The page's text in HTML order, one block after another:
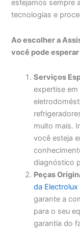
estejamos sempre
tecnologias e
Ao escolher a
você pode
Serviços
expertise
muito mais.
você esteja
diagnóstico
Peças
da Electrolux
garante a
para o seu
garantia do